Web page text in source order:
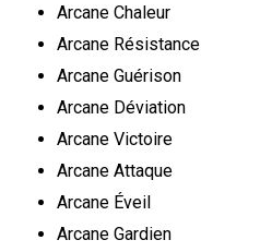
Arcane Chaleur
Arcane Résistance
Arcane Guérison
Arcane Déviation
Arcane Victoire
Arcane Attaque
Arcane Éveil
Arcane Gardien